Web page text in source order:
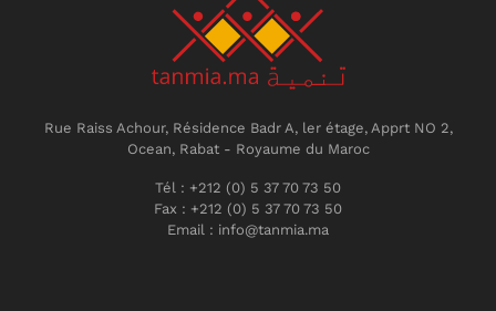
Rue Raiss Achour, Résidence Badr A, ler étage, Apprt NO 2,
Ocean, Rabat - Royaume du Maroc
Tél : +212 (0) 5 37 70 73 50
Fax : +212 (0) 5 37 70 73 50
Email : info@tanmia.ma